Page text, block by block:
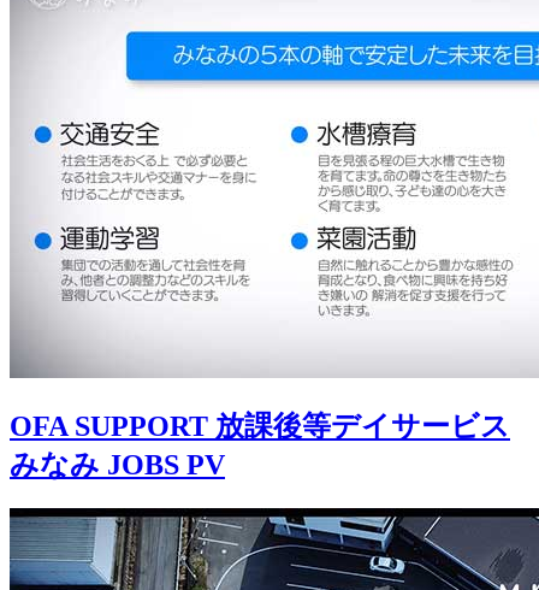
OFA SUPPORT 放課後等デイサービス
みなみ JOBS PV